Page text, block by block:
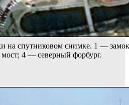
на спутниковом снимке. 1 —
мост; 4 — северный форбург.